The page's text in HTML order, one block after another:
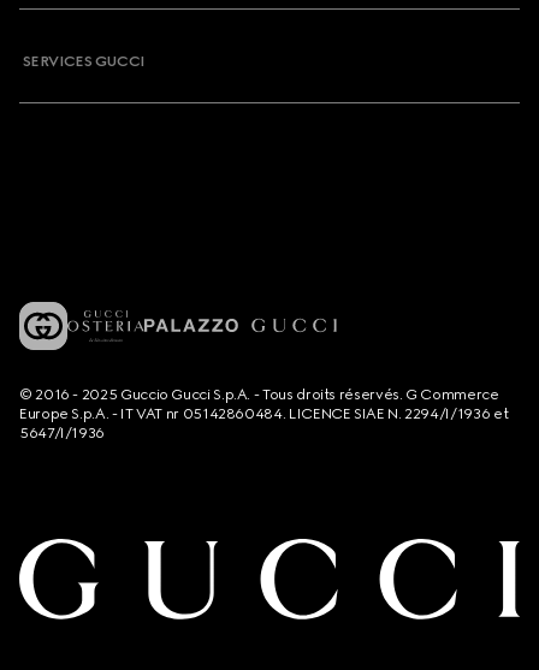
SERVICES GUCCI
© 2016 - 2025 Guccio Gucci S.p.A. - Tous droits réservés. G Commerce
Europe S.p.A. - IT VAT nr 05142860484. LICENCE SIAE N. 2294/I/1936 et
5647/I/1936